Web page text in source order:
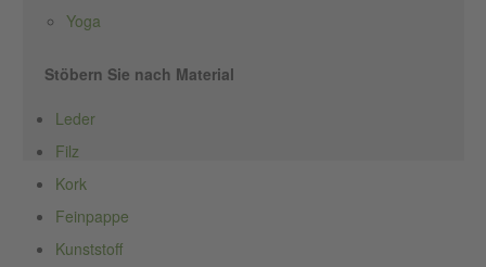
Yoga
Stöbern Sie nach Material
Leder
Filz
Kork
Feinpappe
Kunststoff